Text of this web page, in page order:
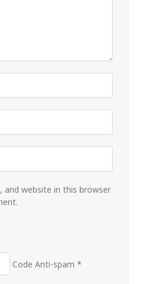
and website in this browser
Code Anti-spam *